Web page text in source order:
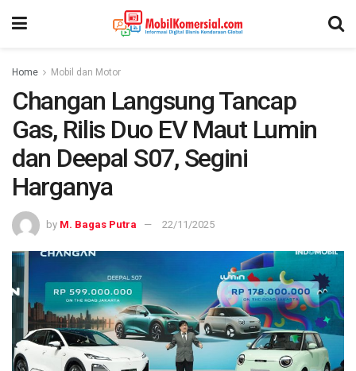
Home Mobil dan Motor
Changan Langsung Tancap
Gas, Rilis Duo EV Maut Lumin
dan Deepal S07, Segini
Harganya
by M. Bagas Putra 22/11/2025